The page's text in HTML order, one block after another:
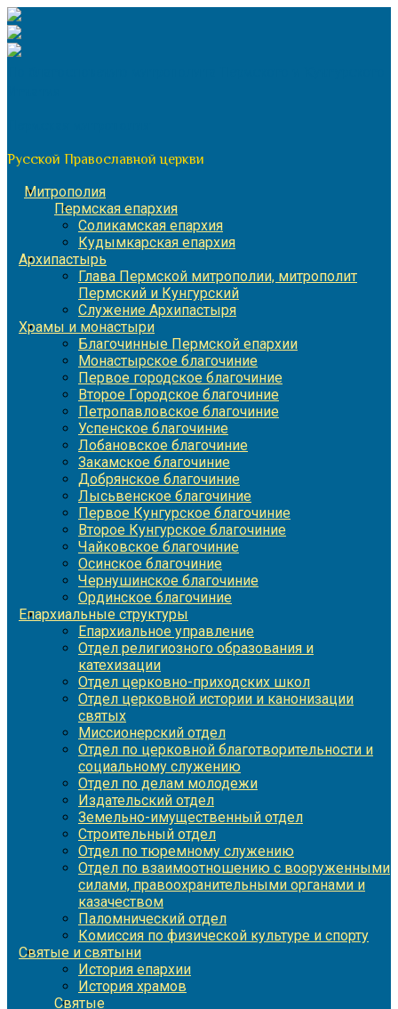
Перейти
к
содержимому
Русской Православной церкви
Митрополия
Пермская епархия
Соликамская епархия
Кудымкарская епархия
Архипастырь
Глава Пермской митрополии, митрополит
Пермский и Кунгурский
Служение Архипастыря
Храмы и монастыри
Благочинные Пермской епархии
Монастырское благочиние
Первое городское благочиние
Второе Городское благочиние
Петропавловское благочиние
Успенское благочиние
Лобановское благочиние
Закамское благочиние
Добрянское благочиние
Лысьвенское благочиние
Первое Кунгурское благочиние
Второе Кунгурское благочиние
Чайковское благочиние
Осинское благочиние
Чернушинское благочиние
Ординское благочиние
Епархиальные структуры
Епархиальное управление
Отдел религиозного образования и
катехизации
Отдел церковно-приходских школ
Отдел церковной истории и канонизации
святых
Миссионерский отдел
Отдел по церковной благотворительности и
социальному служению
Отдел по делам молодежи
Издательский отдел
Земельно-имущественный отдел
Строительный отдел
Отдел по тюремному служению
Отдел по взаимоотношению с вооруженными
силами, правоохранительными органами и
казачеством
Паломнический отдел
Комиссия по физической культуре и спорту
Святые и святыни
История епархии
История храмов
Святые